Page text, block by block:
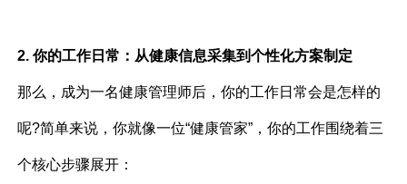
2. 你的工作日常：从健康信息采集到个性化方案制定
那么，成为一名健康管理师后，你的工作日常会是怎样的
呢?简单来说，你就像一位“健康管家”，你的工作围绕着三
个核心步骤展开：